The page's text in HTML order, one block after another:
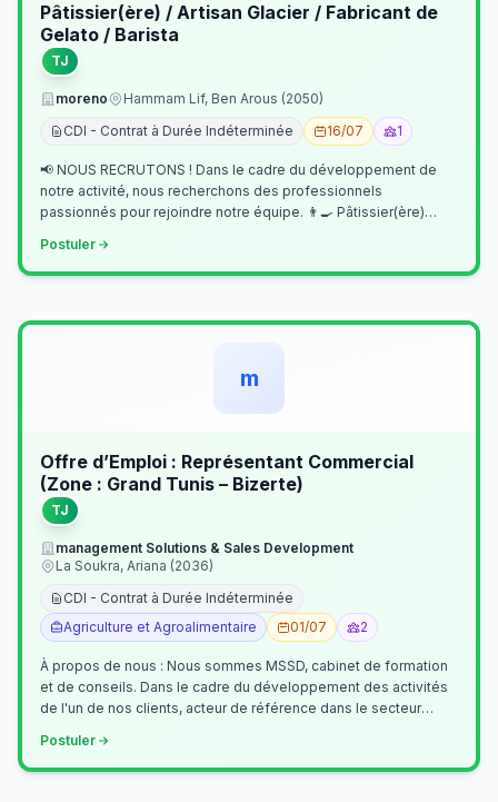
Pâtissier(ère) / Artisan Glacier / Fabricant de
Gelato / Barista
TJ
moreno
Hammam Lif, Ben Arous (2050)
CDI - Contrat à Durée Indéterminée
16/07 1
📢 NOUS RECRUTONS ! Dans le cadre du développement de
notre activité, nous recherchons des professionnels
passionnés pour rejoindre notre équipe. 👨‍🍳 Pâtissier(ère)
Postuler
m
Offre d’Emploi : Représentant Commercial
(Zone : Grand Tunis – Bizerte)
TJ
management Solutions & Sales Development
La Soukra, Ariana (2036)
CDI - Contrat à Durée Indéterminée
Agriculture et Agroalimentaire
01/07 2
À propos de nous : Nous sommes MSSD, cabinet de formation
et de conseils. Dans le cadre du développement des activités
de l'un de nos clients, acteur de référence dans le secteur
Postuler